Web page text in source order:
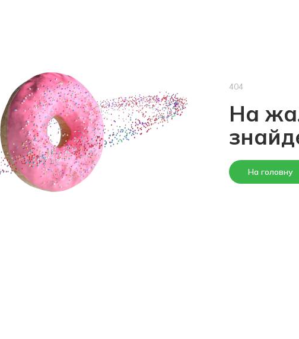
404
На
На головну